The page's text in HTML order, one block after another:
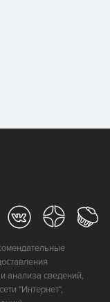
анализа сведений,
"Интернет",